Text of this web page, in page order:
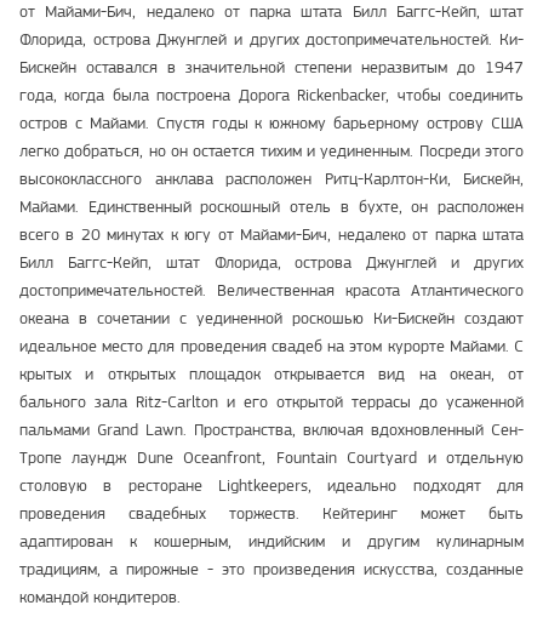
от Майами-Бич, недалеко от парка штата Билл Баггс-Кейп, штат
Флорида, острова Джунглей и других достопримечательностей. Ки-
Бискейн оставался в значительной степени неразвитым до 1947
года, когда была построена Дорога Rickenbacker, чтобы соединить
остров с Майами. Спустя годы к южному барьерному острову США
легко добраться, но он остается тихим и уединенным. Посреди этого
высококлассного анклава расположен Ритц-Карлтон-Ки, Бискейн,
Майами. Единственный роскошный отель в бухте, он расположен
всего в 20 минутах к югу от Майами-Бич, недалеко от парка штата
Билл Баггс-Кейп, штат Флорида, острова Джунглей и других
достопримечательностей. Величественная красота Атлантического
океана в сочетании с уединенной роскошью Ки-Бискейн создают
идеальное место для проведения свадеб на этом курорте Майами. С
крытых и открытых площадок открывается вид на океан, от
бального зала Ritz-Carlton и его открытой террасы до усаженной
пальмами Grand Lawn. Пространства, включая вдохновленный Сен-
Тропе лаундж Dune Oceanfront, Fountain Courtyard и отдельную
столовую в ресторане Lightkeepers, идеально подходят для
проведения свадебных торжеств. Кейтеринг может быть
адаптирован к кошерным, индийским и другим кулинарным
традициям, а пирожные - это произведения искусства, созданные
командой кондитеров.